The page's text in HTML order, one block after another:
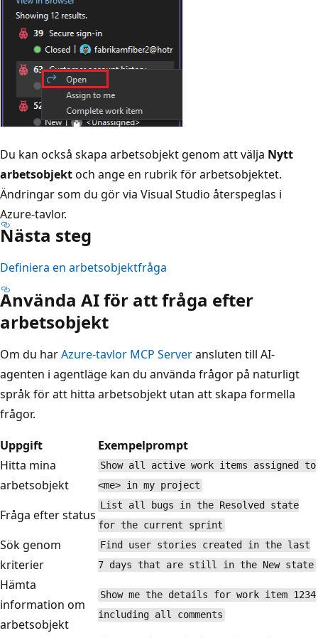
Du kan också skapa arbetsobjekt genom att välja Nytt
arbetsobjektoch ange en rubrik för arbetsobjektet.
Ändringar som du gör via Visual Studio återspeglas i
Azure-tavlor.
Nästa steg
Definiera en arbetsobjektfråga
Använda AI för att fråga efter
arbetsobjekt
Om du harAzure-tavlor MCP Serveransluten till AI-
agenten i agentläge kan du använda frågor på naturligt
språk för att hitta arbetsobjekt utan att skapa formella
frågor.
Uppgift
Exempelprompt
Hitta mina
arbetsobjekt
Show all active work items assigned to
<me> in my project
Fråga efter status
List all bugs in the Resolved state
for the current sprint
Sök genom
kriterier
Find user stories created in the last
7 days that are still in the New state
Hämta
information om
arbetsobjekt
Show me the details for work item 1234
including all comments